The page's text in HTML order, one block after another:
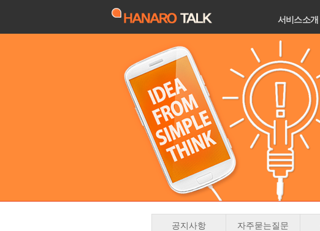
서비스소개
공지사항 자주묻는질문